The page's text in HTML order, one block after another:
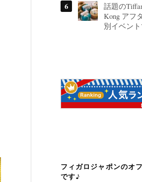
話題の
Kong アフ
別イベン
フィガロジャポンのオ
です♪